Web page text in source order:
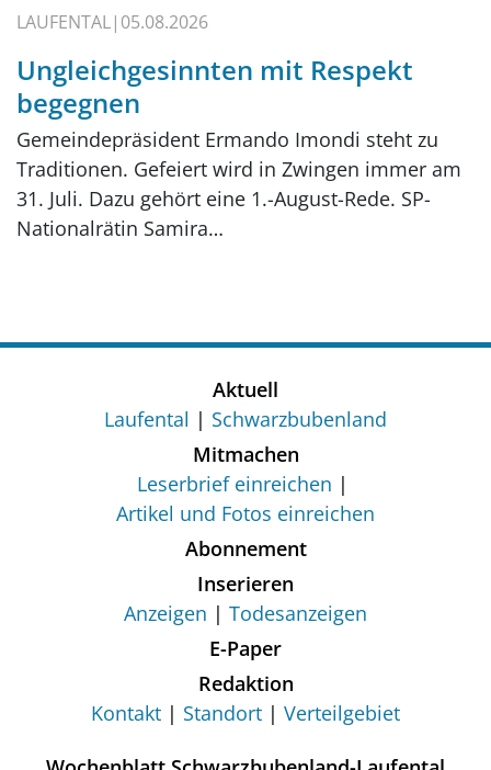
LAUFENTAL 05.08.2026
Ungleichgesinnten mit Respekt
begegnen
Gemeindepräsident Ermando Imondi steht zu
Traditionen. Gefeiert wird in Zwingen immer am
31. Juli. Dazu gehört eine 1.-August-Rede. SP-
Nationalrätin Samira…
Aktuell
Laufental
Schwarzbubenland
Mitmachen
Leserbrief einreichen
Artikel und Fotos einreichen
Abonnement
Inserieren
Anzeigen
Todesanzeigen
E-Paper
Redaktion
Kontakt
Standort Verteilgebiet